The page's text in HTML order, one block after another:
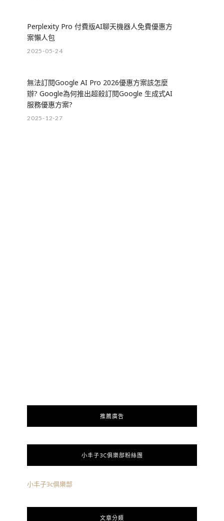
Perplexity Pro 付費版AI聊天機器人免費優惠方
案懶人包
2025-05-24
無法訂閱Google AI Pro 2026優惠方案該怎麼
辦? Google為何推出超殺訂閱Google 生成式AI
服務優惠方案?
2025-12-27
推薦廣告
小丰子3C俱樂部粉絲團
小丰子3c俱樂部
文章分類